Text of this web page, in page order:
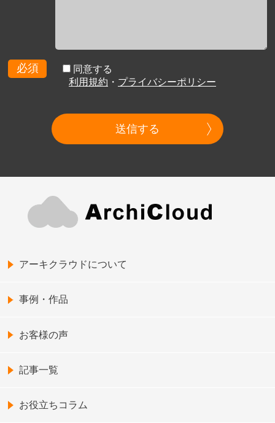
必須
同意する
利用規約 ・ プライバシーポリシー
送信する
アーキクラウドについて
事例・作品
お客様の声
記事一覧
お役立ちコラム